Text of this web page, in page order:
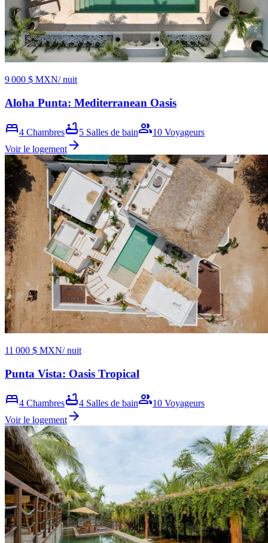
9 000 $ MXN/ nuit
Aloha Punta: Mediterranean Oasis
bed4 Chambresbathtub5 Salles de baingroup10 Voyageurs
Voir le logement arrow_forward
11 000 $ MXN/ nuit
Punta Vista: Oasis Tropical
bed4 Chambresbathtub4 Salles de baingroup10 Voyageurs
Voir le logement arrow_forward